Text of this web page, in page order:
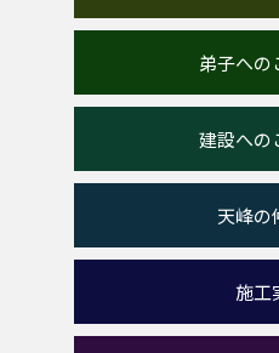
弟子への
建設への
天峰の
施工